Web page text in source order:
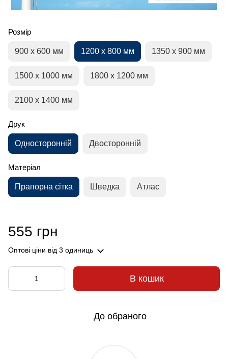
Розмір
900 х 600 мм 1200 х 800 мм 1350 х 900 мм
1500 х 1000 мм 1800 х 1200 мм
2100 х 1400 мм
Друк
Односторонній Двосторонній
Матеріал
Прапорна сітка Шведка Атлас
555 грн
Оптові ціни від 3 одиниць
В кошик
До обраного